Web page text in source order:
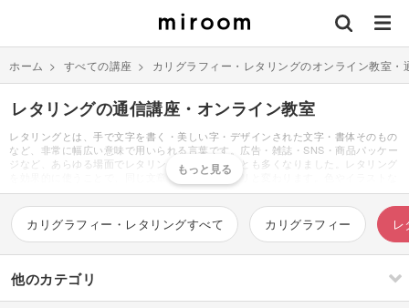
ホーム > すべての講座 > カリグラフィー・レタリングのオンライン教室・
レタリングの通信講座・オンライン教室
レタリングとは、手で文字を書く・美しい字・デザインされた文字・書体そのもの
など、非常に幅広い意味で用いられる言葉です。広告・雑誌・SNS・商品パッケー
ジなど、あらゆる場面でレタリングを目にすることも多くなりました。レタリング
を効果的に使うことで、同じ文章でも印象がガラリと変わります。色やイラストな
どと同様、カリグラフィーはデザインの印象を決める大きな要素の一つと言って良
いでしょう。おもに中学１年の美術の授業で、レタリングの書き方の基礎を学習し
ます。基本的な点画が含まれる漢字の「永」「村」などを、まずは練習することが
多いです。学んだことを応用すれば、アルファベット・数字を書くことも可能。ま
ずは正方形の枠組みを書き、その中に隙間なく文字を書きます。これを「ベタ組」
と呼んでいます。ゴシック体・明朝体など、それぞれの字体のルールに基づき、見
本を見ながら枠の中に書いていきます。いきなり輪郭を書くのではなく、まずは骨
組み、次に肉付けと、一つずつの工程を踏んでいきます。肉付けまでできたら、輪
郭線は定規を使用し濃く輪郭を縁取りましょう。最後は、輪郭をはみ出さないよう
カリグラフィー・レタリングすべて カリグラフィー
他のカテゴリ